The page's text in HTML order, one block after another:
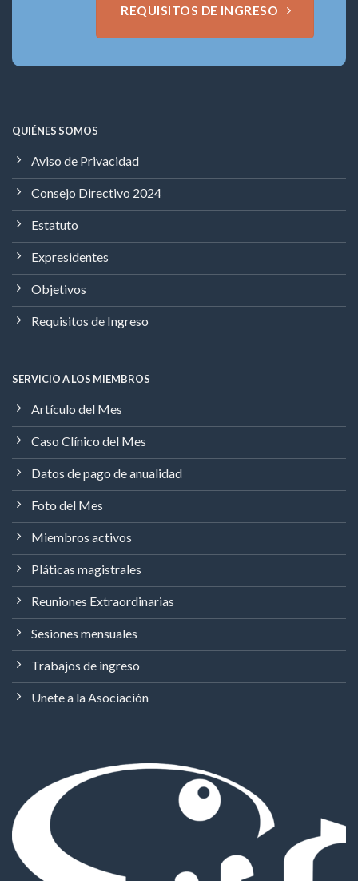
REQUISITOS DE INGRESO
QUIÉNES SOMOS
Aviso de Privacidad
Consejo Directivo 2024
Estatuto
Expresidentes
Objetivos
Requisitos de Ingreso
SERVICIO A LOS MIEMBROS
Artículo del Mes
Caso Clínico del Mes
Datos de pago de anualidad
Foto del Mes
Miembros activos
Pláticas magistrales
Reuniones Extraordinarias
Sesiones mensuales
Trabajos de ingreso
Unete a la Asociación